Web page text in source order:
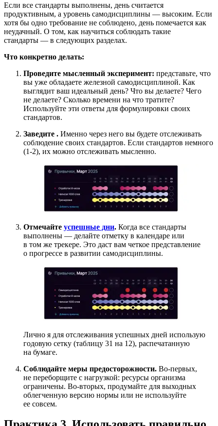
Если все стандарты выполнены, день считается
продуктивным, а уровень самодисциплины — высоким. Если
хотя бы одно требование не соблюдено, день помечается как
неудачный. О том, как научиться соблюдать такие
стандарты — в следующих разделах.
Что конкретно делать:
Проведите мысленный эксперимент: представьте, что
вы уже обладаете железной самодисциплиной. Как
выглядит ваш идеальный день? Что вы делаете? Чего
не делаете? Сколько времени на что тратите?
Используйте эти ответы для формулировки своих
стандартов.
Заведите . Именно через него вы будете отслеживать
соблюдение своих стандартов. Если стандартов немного
(1-2), их можно отслеживать мысленно.
Отмечайте успешные дни. Когда все стандарты
выполнены — делайте отметку в календаре или
в том же трекере. Это даст вам четкое представление
о прогрессе в развитии самодисциплины.
Лично я для отслеживания успешных дней использую
годовую сетку (таблицу 31 на 12), распечатанную
на бумаге.
Соблюдайте меры предосторожности. Во-первых,
не переборщите с нагрузкой: ресурсы организма
ограничены. Во-вторых, продумайте для выходных
облегченную версию нормы или не используйте
ее совсем.